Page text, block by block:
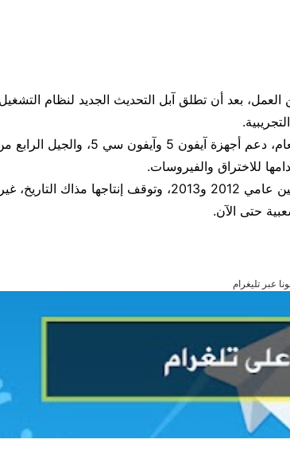
بعد أن تطلق آبل التحديث الجديد لنظام التشغيل
ووفقا لشركة آبل فإن التحديث الجديد قد ينهي، هذا العام، دعم أجهزة آيفون 5 وآيفون سي 5، والجيل
للاختراق والفيروسات.
وصدرت أجهزة آيفون 5 وآيفون سي 5 والجيل الرابع بين عامي 2012 و2013، وتوقف إنتاجها مذاك
عبر تليغرام